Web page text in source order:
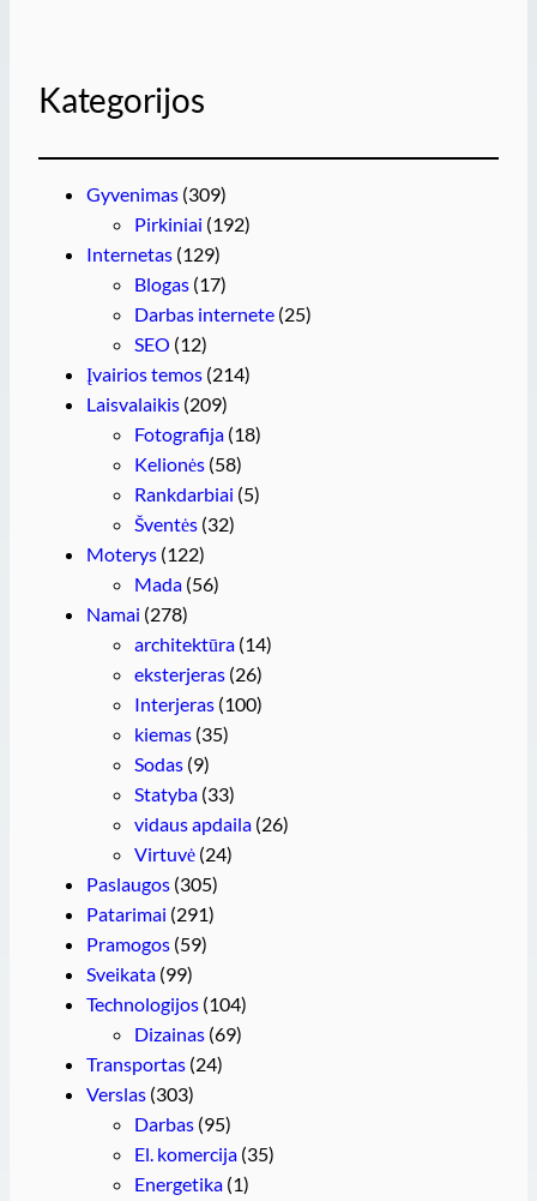
Kategorijos
Gyvenimas (309)
Pirkiniai (192)
Internetas (129)
Blogas (17)
Darbas internete (25)
SEO (12)
Įvairios temos (214)
Laisvalaikis (209)
Fotografija (18)
Kelionės (58)
Rankdarbiai (5)
Šventės (32)
Moterys (122)
Mada (56)
Namai (278)
architektūra (14)
eksterjeras (26)
Interjeras (100)
kiemas (35)
Sodas (9)
Statyba (33)
vidaus apdaila (26)
Virtuvė (24)
Paslaugos (305)
Patarimai (291)
Pramogos (59)
Sveikata (99)
Technologijos (104)
Dizainas (69)
Transportas (24)
Verslas (303)
Darbas (95)
El. komercija (35)
Energetika (1)